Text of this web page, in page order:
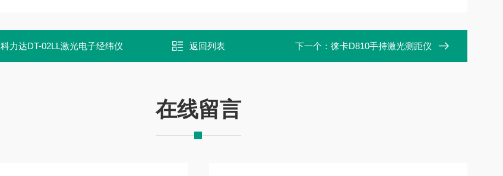
科力达DT-02LL激光电子经纬仪 返回列表 下一个： 徕卡D810手持激光测距仪
在线留言